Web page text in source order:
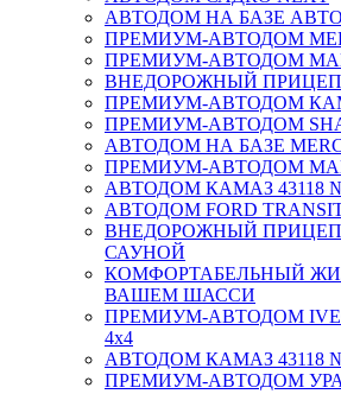
АВТОДОМ НА БАЗЕ
ПРЕМИУМ-АВТОДОМ
ПРЕМИУМ-АВТОДОМ
ВНЕДОРОЖНЫЙ
ПРЕМИУМ-АВТОДОМ
ПРЕМИУМ-АВТОДОМ
АВТОДОМ НА БАЗЕ
ПРЕМИУМ-АВТОДОМ MAN
АВТОДОМ КАМАЗ 43118
АВТОДОМ FORD
ВНЕДОРОЖНЫЙ
САУНОЙ
КОМФОРТАБЕЛЬНЫЙ
ВАШЕМ ШАССИ
ПРЕМИУМ-АВТОДОМ
4х4
АВТОДОМ КАМАЗ 43118
ПРЕМИУМ-АВТОДОМ